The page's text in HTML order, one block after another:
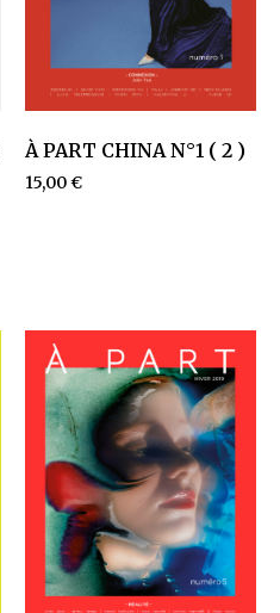
À PART CHINA N°1 ( 2 )
15,00€